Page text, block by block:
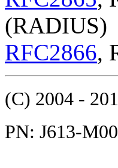
(RADIUS)
RFC2866,
(C) 2004 -
PN: J613-